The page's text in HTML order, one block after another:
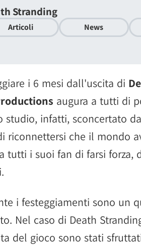
Stranding
Articoli News
i 6 mesi dall'uscita di
augura a tutti di
studio, infatti, sconcertato
riconnettersi che il mondo
tutti i suoi fan di farsi forza,
i festeggiamenti sono un
Nel caso di Death
del gioco sono stati